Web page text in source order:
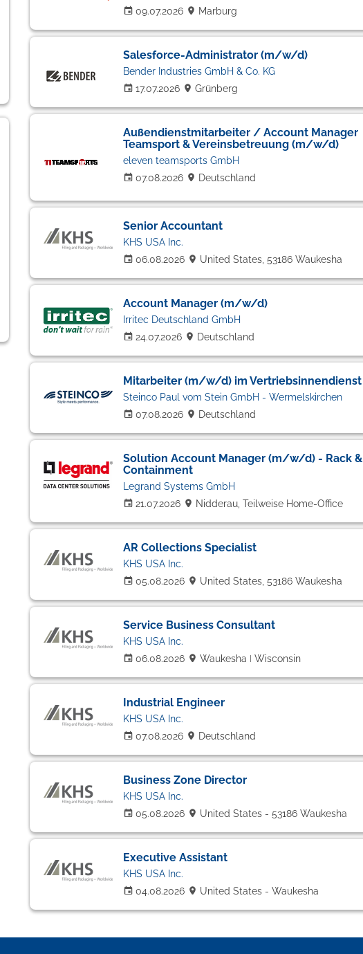
09.07.2026
Marburg
Salesforce-Administrator (m/w/d)
17.07.2026
Bender Industries GmbH & Co. KG
Grünberg
Außendienstmitarbeiter / Account Manager
Teamsport & Vereinsbetreuung (m/w/d)
07.08.2026
eleven teamsports GmbH
Deutschland
Senior Accountant
06.08.2026
KHS USA Inc.
United States, 53186 Waukesha
Account Manager (m/w/d)
24.07.2026
Irritec Deutschland GmbH
Deutschland
Mitarbeiter (m/w/d) im Vertriebsinnendienst
07.08.2026
Steinco Paul vom Stein GmbH - Wermelskirchen
Deutschland
Solution Account Manager (m/w/d) - Rack &
Containment
21.07.2026
Legrand Systems GmbH
Nidderau, Teilweise Home-Office
AR Collections Specialist
05.08.2026
KHS USA Inc.
United States, 53186 Waukesha
Service Business Consultant
06.08.2026
KHS USA Inc.
Waukesha ǀ Wisconsin
Industrial Engineer
07.08.2026
KHS USA Inc.
Deutschland
Business Zone Director
05.08.2026
KHS USA Inc.
United States - 53186 Waukesha
Executive Assistant
04.08.2026
KHS USA Inc.
United States - Waukesha